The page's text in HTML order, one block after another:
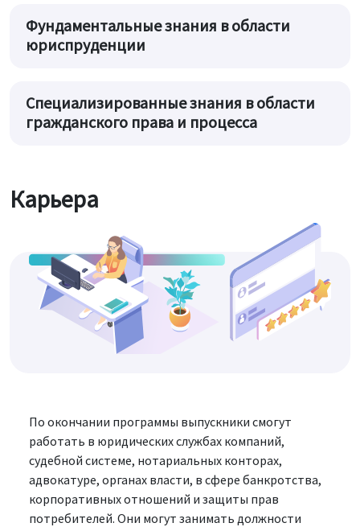
Фундаментальные знания в области
юриспруденции
Специализированные знания в области
гражданского права и процесса
Карьера
По окончании программы выпускники смогут
работать в юридических службах компаний,
судебной системе, нотариальных конторах,
адвокатуре, органах власти, в сфере банкротства,
корпоративных отношений и защиты прав
потребителей. Они могут занимать должности